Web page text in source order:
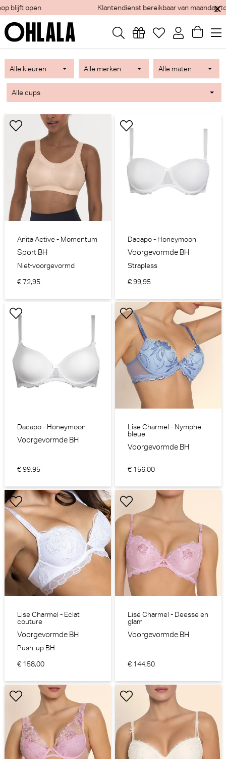
Klantendienst bereikbaar van maandag tot vrijdag
Alle kleuren Alle merken Alle maten
Alle cups
Anita Active - Momentum
Sport BH
Niet-voorgevormd
€ 72,95
Dacapo - Honeymoon
Voorgevormde BH
Strapless
€ 99,95
Dacapo - Honeymoon
Voorgevormde BH
€ 99,95
Lise Charmel - Nymphe
bleue
Voorgevormde BH
€ 156,00
Lise Charmel - Eclat
couture
Voorgevormde BH
Push-up BH
€ 158,00
Lise Charmel - Deesse en
glam
Voorgevormde BH
€ 144,50